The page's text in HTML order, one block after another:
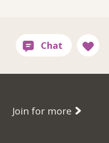
Join for more